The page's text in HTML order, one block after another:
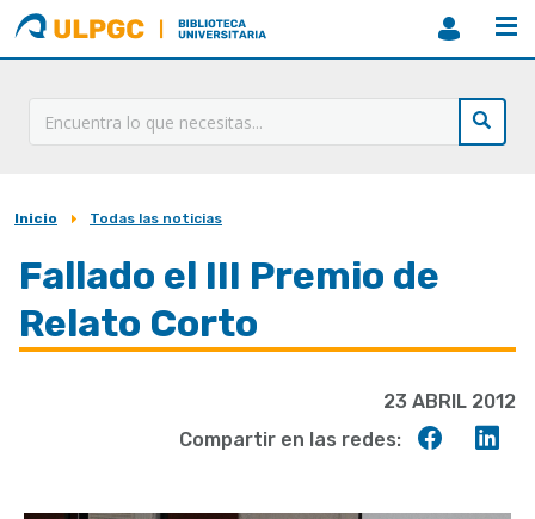
ULPGC
Biblioteca
ULPGC
Sobrescribir
enlaces
de
ayuda
Inicio Todas las noticias
Fallado el III Premio de
Relato Corto
23 ABRIL 2012
Compartir en las redes: